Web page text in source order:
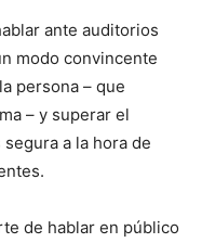
ante auditorios
modo convincente
persona – que
– y superar el
a la hora de
de hablar en público